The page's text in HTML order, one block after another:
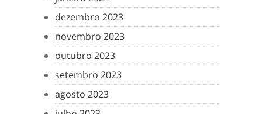
dezembro 2023
novembro 2023
outubro 2023
setembro 2023
agosto 2023